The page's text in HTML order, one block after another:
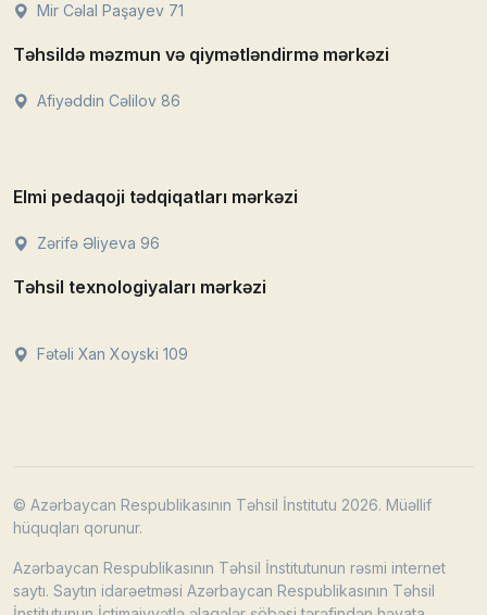
Mir Cəlal Paşayev 71
Təhsildə məzmun və qiymətləndirmə mərkəzi
Afiyəddin Cəlilov 86
Elmi pedaqoji tədqiqatları mərkəzi
Zərifə Əliyeva 96
Təhsil texnologiyaları mərkəzi
Fətəli Xan Xoyski 109
© Azərbaycan Respublikasının Təhsil İnstitutu 2026. Müəllif
hüquqları qorunur.
Azərbaycan Respublikasının Təhsil İnstitutunun rəsmi internet
saytı. Saytın idarəetməsi Azərbaycan Respublikasının Təhsil